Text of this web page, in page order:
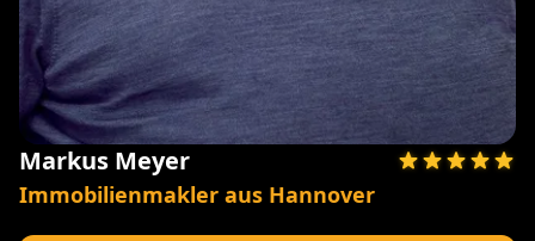
Markus Meyer
Immobilienmakler aus Hannover